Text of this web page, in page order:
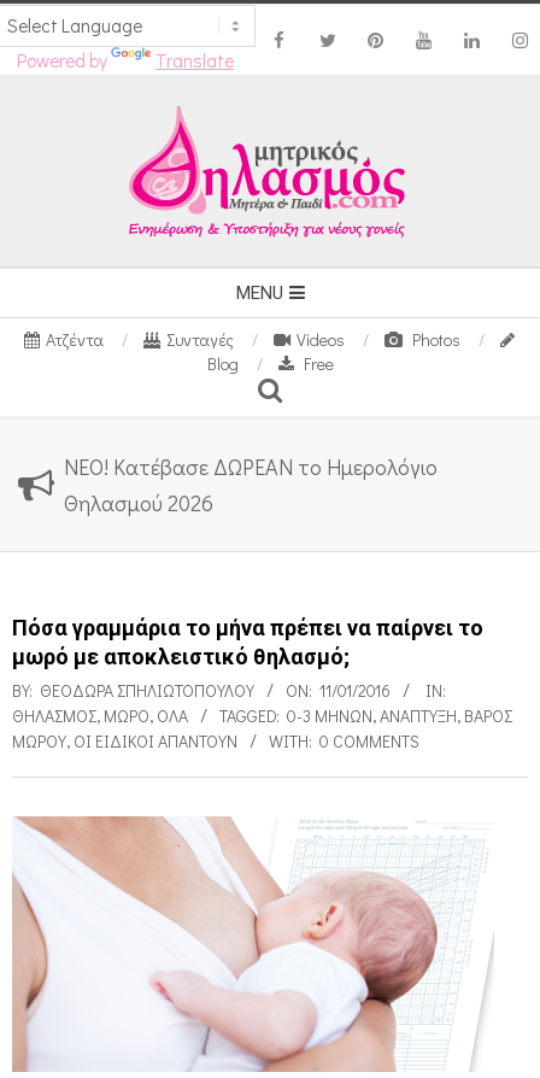
Powered by Translate
Navigation
Menu
MENU
Ατζέντα Συνταγές Videos
Photos
Blog
Free
Search
ΝΕΟ! Κατέβασε ΔΩΡΕΑΝ το Ημερολόγιο
Θηλασμού 2026
Πόσα γραμμάρια το μήνα πρέπει να παίρνει το
μωρό με αποκλειστικό θηλασμό;
BY: ΘΕΟΔΏΡΑ ΣΠΗΛΙΩΤΟΠΟΎΛΟΥ ON: 11/01/2016
IN:
ΘΗΛΑΣΜΌΣ, ΜΩΡΌ, ΌΛΑ TAGGED: 0-3 ΜΗΝΏΝ,ΑΝΆΠΤΥΞΗ, ΒΆΡΟΣ
ΜΩΡΟΎ, ΟΙ ΕΙΔΙΚΟΊ ΑΠΑΝΤΟΎΝ WITH: 0 COMMENTS
Π
ό